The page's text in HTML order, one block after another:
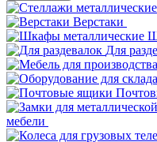
Верстаки
Для
мебели